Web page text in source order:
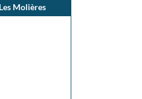
Molières